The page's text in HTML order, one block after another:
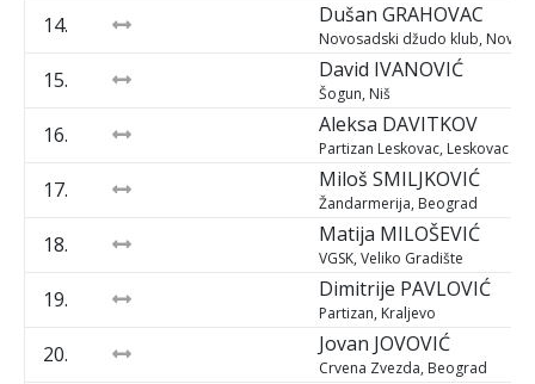
14. Dušan GRAHOVAC
Novosadski džudo klub, Novi
15. David IVANOVIĆ
Šogun, Niš
16. Aleksa DAVITKOV
Partizan Leskovac, Leskovac
17. Miloš SMILJKOVIĆ
Žandarmerija, Beograd
18. Matija MILOŠEVIĆ
VGSK, Veliko Gradište
19. Dimitrije PAVLOVIĆ
Partizan, Kraljevo
20. Jovan JOVOVIĆ
Crvena Zvezda, Beograd